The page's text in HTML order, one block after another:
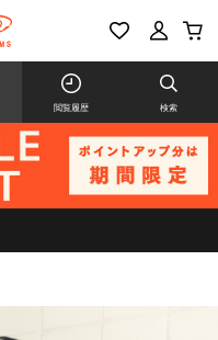
閲覧履歴 検索